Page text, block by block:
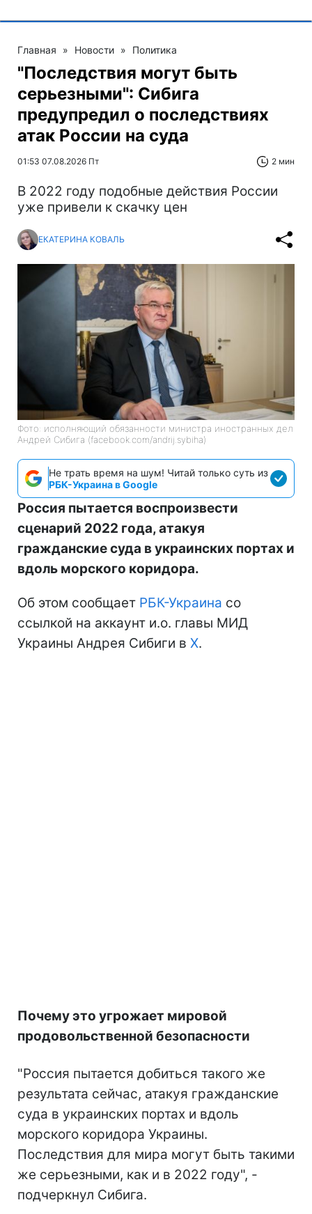
Главная » Новости » Политика
"Последствия могут быть
серьезными": Сибига
предупредил о последствиях
атак России на суда
01:53 07.08.2026 Пт 2 мин
В 2022 году подобные действия России
уже привели к скачку цен
ЕКАТЕРИНА КОВАЛЬ
Фото: исполняющий обязанности министра иностранных дел
Андрей Сибига (facebook.com/andrij.sybiha)
Не трать время на шум! Читай только суть из
РБК-Украина в Google
Россия пытается воспроизвести
сценарий 2022 года, атакуя
гражданские суда в украинских портах и
вдоль морского коридора.
Об этом сообщает РБК-Украина со
ссылкой на аккаунт и.о. главы МИД
Украины Андрея Сибиги в Х.
Почему это угрожает мировой
продовольственной безопасности
"Россия пытается добиться такого же
результата сейчас, атакуя гражданские
суда в украинских портах и вдоль
морского коридора Украины.
Последствия для мира могут быть такими
же серьезными, как и в 2022 году", -
подчеркнул Сибига.